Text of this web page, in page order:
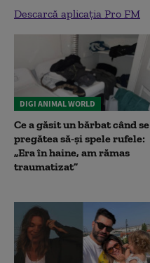
Descarcă aplicația Pro FM
DIGI ANIMAL WORLD
Ce a găsit un bărbat când se
pregătea să-și spele rufele:
„Era în haine, am rămas
traumatizat”